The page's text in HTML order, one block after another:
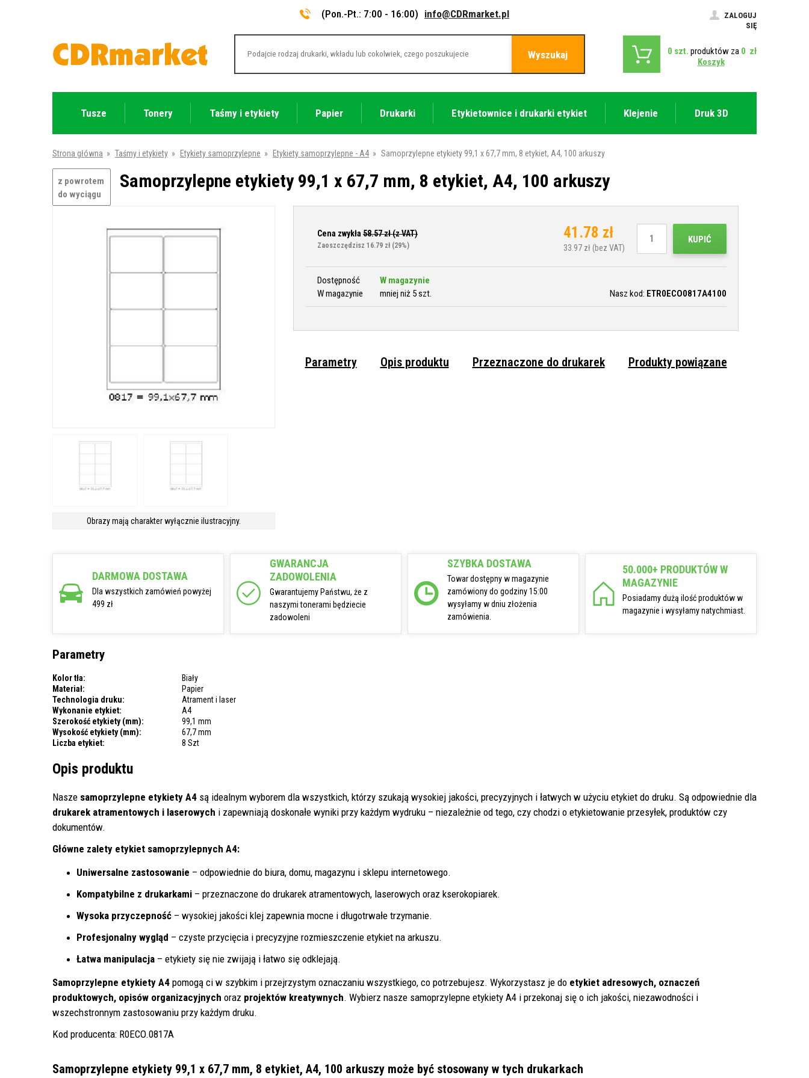
(Pon.-Pt.: 7:00 - 16:00) info@CDRmarket.pl
ZALOGUJ
SIĘ
Wyszukaj 0 szt. produktów za 0 zł
Koszyk
Tusze Tonery Taśmy i etykiety Papier Drukarki Etykietownice i drukarki etykiet Klejenie Druk 3D
Strona główna » Taśmy i etykiety » Etykiety samoprzylepne » Etykiety samoprzylepne - A4 » Samoprzylepne etykiety 99,1 x 67,7 mm, 8 etykiet, A4, 100 arkuszy
z powrotem
do wyciągu
Samoprzylepne etykiety 99,1 x 67,7 mm, 8 etykiet, A4, 100 arkuszy
Obrazy mają charakter wyłącznie ilustracyjny.
Cena zwykła 58.57zł (z VAT)
Zaoszczędzisz 16.79 zł (29%)
41.78 zł
33.97zł (bez VAT)
KUPIĆ
Dostępność
W magazynie
W magazynie
mniej niż 5 szt. Nasz kod: ETR0ECO0817A4100
Parametry Opis produktu Przeznaczone do drukarek Produkty powiązane
DARMOWA DOSTAWA
Dla wszystkich zamówień powyżej
499 zł
GWARANCJA
ZADOWOLENIA
Gwarantujemy Państwu, że z
naszymi tonerami będziecie
zadowoleni
SZYBKA DOSTAWA
Towar dostępny w magazynie
zamówiony do godziny 15:00
wysyłamy w dniu złożenia
zamówienia.
50.000+ PRODUKTÓW W
MAGAZYNIE
Posiadamy dużą ilość produktów w
magazynie i wysyłamy natychmiast.
Parametry
Kolor tła:
Biały
Materiał:
Papier
Technologia druku:
Atrament i laser
Wykonanie etykiet:
A4
Szerokość etykiety (mm):
99,1 mm
Wysokość etykiety (mm):
67,7 mm
Liczba etykiet:
8 Szt
Opis produktu
Nasze samoprzylepne etykiety A4 są idealnym wyborem dla wszystkich, którzy szukają wysokiej jakości, precyzyjnych i łatwych w użyciu etykiet do druku. Są odpowiednie dla
drukarek atramentowych i laserowych i zapewniają doskonałe wyniki przy każdym wydruku – niezależnie od tego, czy chodzi o etykietowanie przesyłek, produktów czy
dokumentów.
Główne zalety etykiet samoprzylepnych A4:
Uniwersalne zastosowanie – odpowiednie do biura, domu, magazynu i sklepu internetowego.
Kompatybilne z drukarkami – przeznaczone do drukarek atramentowych, laserowych oraz kserokopiarek.
Wysoka przyczepność – wysokiej jakości klej zapewnia mocne i długotrwałe trzymanie.
Profesjonalny wygląd – czyste przycięcia i precyzyjne rozmieszczenie etykiet na arkuszu.
Łatwa manipulacja – etykiety się nie zwijają i łatwo się odklejają.
Samoprzylepne etykiety A4 pomogą ci w szybkim i przejrzystym oznaczaniu wszystkiego, co potrzebujesz. Wykorzystasz je do etykiet adresowych, oznaczeń
produktowych, opisów organizacyjnych oraz projektów kreatywnych. Wybierz nasze samoprzylepne etykiety A4 i przekonaj się o ich jakości, niezawodności i
wszechstronnym zastosowaniu przy każdym druku.
Kod producenta: R0ECO.0817A
Samoprzylepne etykiety 99,1 x 67,7 mm, 8 etykiet, A4, 100 arkuszy może być stosowany w tych drukarkach